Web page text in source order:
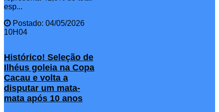
esp...
Postado: 04/05/2026
10H04
Histórico! Seleção de
Ilhéus goleia na Copa
Cacau e volta a
disputar um mata-
mata após 10 anos